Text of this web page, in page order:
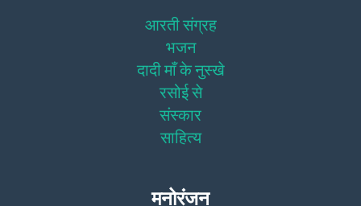
आरती संग्रह
भजन
दादी माँ के नुस्खे
रसोई से
संस्कार
साहित्य
मनोरंजन